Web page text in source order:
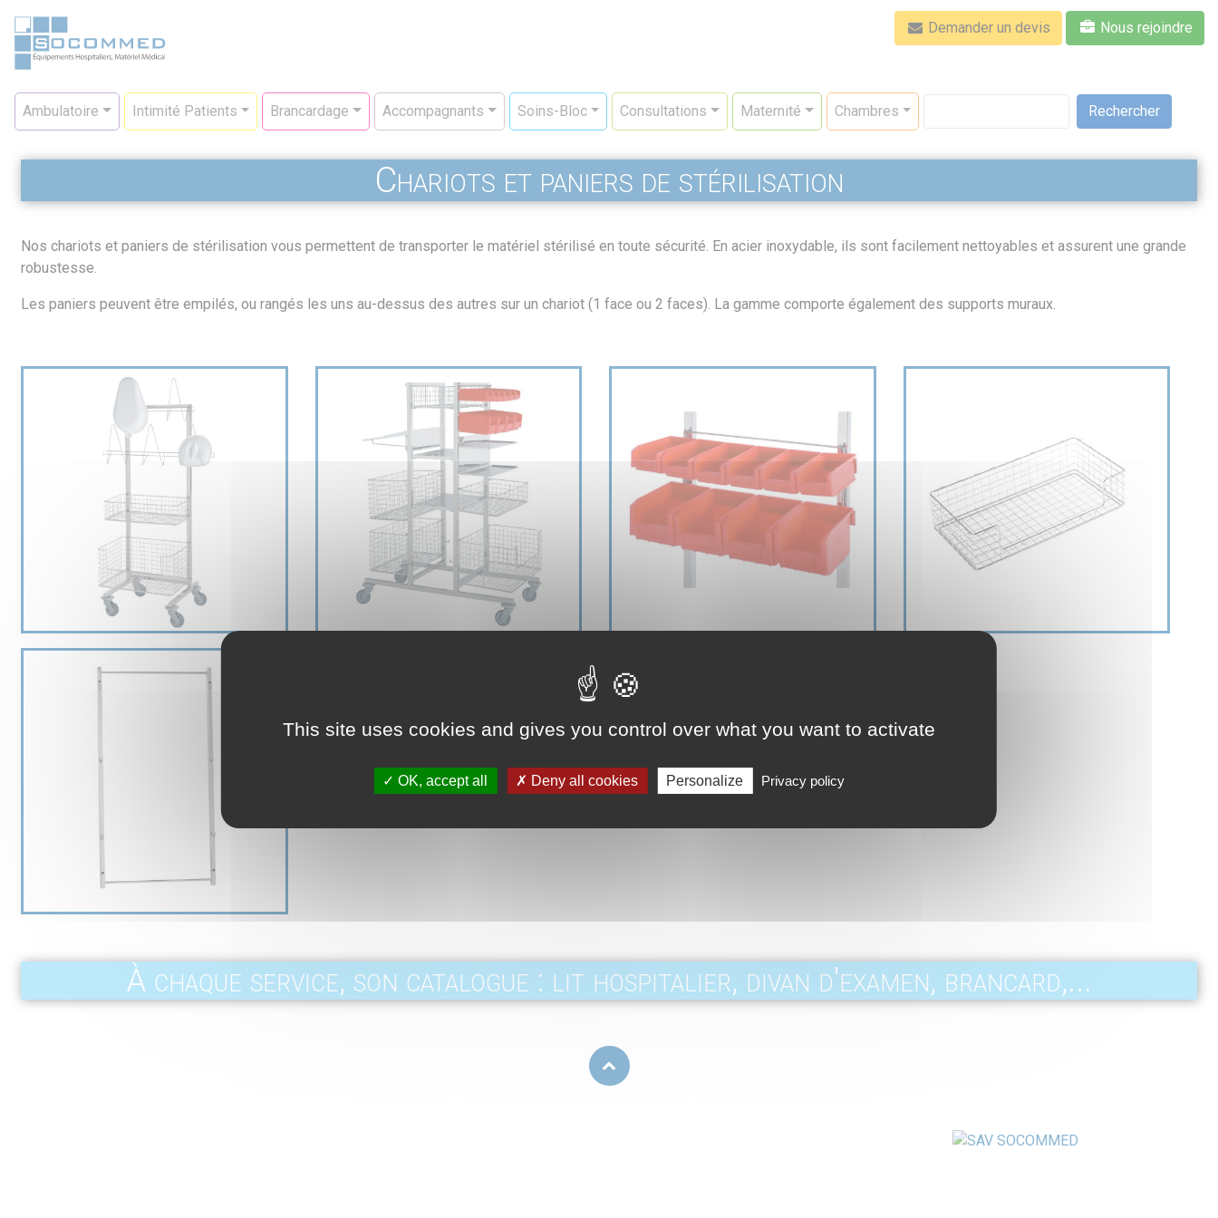
contenu
principal
Demander un devis Nous rejoindre
Navigation
principale
Ambulatoire Intimité Patients Brancardage Accompagnants Soins-Bloc Consultations Maternité Chambres
Chariots et paniers de stérilisation
Nos chariots et paniers de stérilisation vous permettent de transporter le matériel stérilisé en toute sécurité. En acier inoxydable, ils sont facilement nettoyables et assurent une grande
robustesse.
Les paniers peuvent être empilés, ou rangés les uns au-dessus des autres sur un chariot (1 face ou 2 faces). La gamme comporte également des supports muraux.
À chaque service, son catalogue : lit hospitalier, divan d'examen, brancard,...
This site uses cookies and gives you control over what you want to activate
OK, accept all Deny all cookies Personalize Privacy policy